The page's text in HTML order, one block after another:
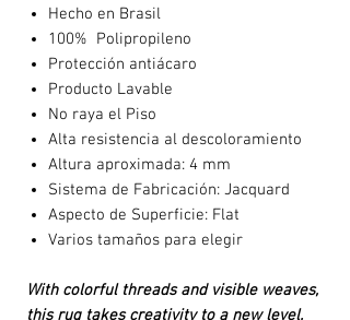
Hecho en Brasil
100% Polipropileno
Protección antiácaro
Producto Lavable
No raya el Piso
Alta resistencia al descoloramiento
Altura aproximada: 4 mm
Sistema de Fabricación: Jacquard
Aspecto de Superficie: Flat
Varios tamaños para elegir
With colorful threads and visible weaves,
this rug takes creativity to a new level.